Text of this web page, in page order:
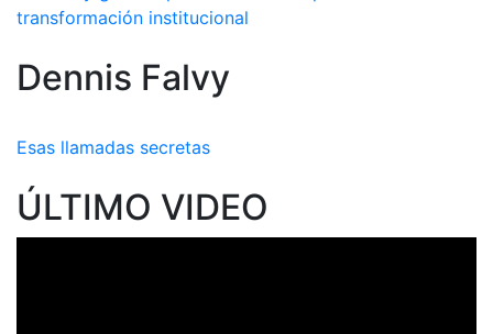
transformación institucional
Dennis Falvy
Esas llamadas secretas
ÚLTIMO VIDEO